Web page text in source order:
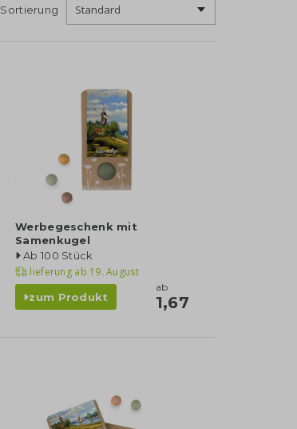
Sortierung
Werbegeschenk mit
Samenkugel
Ab 100 Stück
lieferung ab 19. August
zum Produkt
ab
1,67